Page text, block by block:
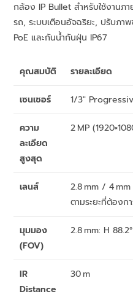
กล้อง IP Bullet สำหรับใช้งานภ
รถ, ระบบเตือนอัจฉริยะ, ปรับภ
PoE และกันน้ำกันฝุ่น IP67
คุณสมบัติ รายละเอียด
เซนเซอร์ 1/3″
ความ
ละเอียด
สูงสุด
2 MP
เลนส์
2.8 mm / 4
ตามระยะที่ต้องก
มุมมอง
(FOV)
2.8 mm: H
IR
Distance
30 m